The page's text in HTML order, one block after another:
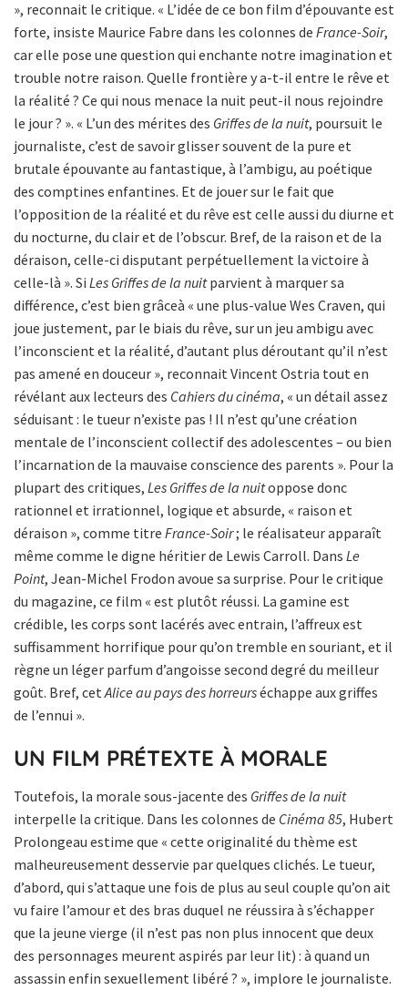
», reconnait le critique. « L’idée de ce bon film d’épouvante est
forte, insiste Maurice Fabre dans les colonnes de France-Soir,
car elle pose une question qui enchante notre imagination et
trouble notre raison. Quelle frontière y a-t-il entre le rêve et
la réalité ? Ce qui nous menace la nuit peut-il nous rejoindre
le jour ? ». « L’un des mérites des Griffes de la nuit, poursuit le
journaliste, c’est de savoir glisser souvent de la pure et
brutale épouvante au fantastique, à l’ambigu, au poétique
des comptines enfantines. Et de jouer sur le fait que
l’opposition de la réalité et du rêve est celle aussi du diurne et
du nocturne, du clair et de l’obscur. Bref, de la raison et de la
déraison, celle-ci disputant perpétuellement la victoire à
celle-là ». Si Les Griffes de la nuitparvient à marquer sa
différence, c’est bien grâceà « une plus-value Wes Craven, qui
joue justement, par le biais du rêve, sur un jeu ambigu avec
l’inconscient et la réalité, d’autant plus déroutant qu’il n’est
pas amené en douceur », reconnait Vincent Ostria tout en
révélant aux lecteurs des Cahiers du cinéma, « un détail assez
séduisant : le tueur n’existe pas ! Il n’est qu’une création
mentale de l’inconscient collectif des adolescentes – ou bien
l’incarnation de la mauvaise conscience des parents ». Pour la
plupart des critiques, Les Griffes de la nuitoppose donc
rationnel et irrationnel, logique et absurde, « raison et
déraison », comme titre France-Soir; le réalisateur apparaît
même comme le digne héritier de Lewis Carroll. Dans Le
Point, Jean-Michel Frodon avoue sa surprise. Pour le critique
du magazine, ce film « est plutôt réussi. La gamine est
crédible, les corps sont lacérés avec entrain, l’affreux est
suffisamment horrifique pour qu’on tremble en souriant, et il
règne un léger parfum d’angoisse second degré du meilleur
goût. Bref, cet Alice au pays des horreurséchappe aux griffes
de l’ennui ».
UN FILM PRÉTEXTE À MORALE
Toutefois, la morale sous-jacente des Griffes de la nuit
interpelle la critique. Dans les colonnes de Cinéma 85, Hubert
Prolongeau estime que « cette originalité du thème est
malheureusement desservie par quelques clichés. Le tueur,
d’abord, qui s’attaque une fois de plus au seul couple qu’on ait
vu faire l’amour et des bras duquel ne réussira à s’échapper
que la jeune vierge (il n’est pas non plus innocent que deux
des personnages meurent aspirés par leur lit) : à quand un
assassin enfin sexuellement libéré ? », implore le journaliste.